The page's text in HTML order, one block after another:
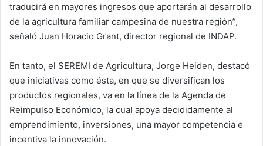
traducirá en mayores ingresos que aportarán al desarrollo
de la agricultura familiar campesina de nuestra región”,
señaló Juan Horacio Grant, director regional de INDAP.
En tanto, el SEREMI de Agricultura, Jorge Heiden, destacó
que iniciativas como ésta, en que se diversifican los
productos regionales, va en la línea de la Agenda de
Reimpulso Económico, la cual apoya decididamente al
emprendimiento, inversiones, una mayor competencia e
incentiva la innovación.